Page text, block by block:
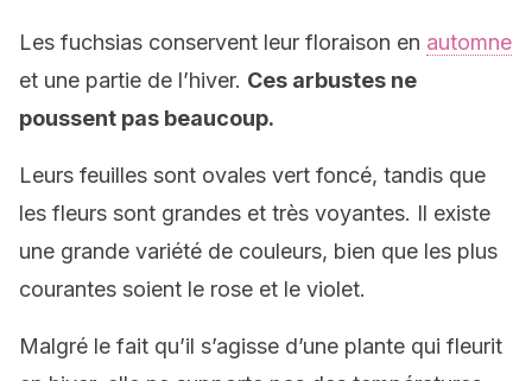
Les fuchsias conservent leur floraison en automne
et une partie de l’hiver. Ces arbustes ne
poussent pas beaucoup.
Leurs feuilles sont ovales vert foncé, tandis que
les fleurs sont grandes et très voyantes. Il existe
une grande variété de couleurs, bien que les plus
courantes soient le rose et le violet.
Malgré le fait qu’il s’agisse d’une plante qui fleurit